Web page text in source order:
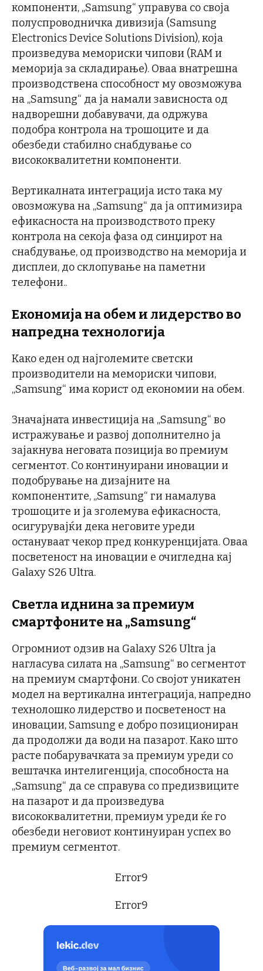
компоненти, „Samsung“ управува со своја
полуспроводничка дивизија (Samsung
Electronics Device Solutions Division), која
произведува мемориски чипови (RAM и
меморија за складирање). Оваа внатрешна
производствена способност му овозможува
на „Samsung“ да ја намали зависноста од
надворешни добавувачи, да одржува
подобра контрола на трошоците и да
обезбеди стабилно снабдување со
висококвалитетни компоненти.
Вертикалната интеграција исто така му
овозможува на „Samsung“ да ја оптимизира
ефикасноста на производството преку
контрола на секоја фаза од синџирот на
снабдување, од производство на меморија и
дисплеи, до склопување на паметни
телефони..
Економија на обем и лидерство во
напредна технологија
Како еден од најголемите светски
производители на мемориски чипови,
„Samsung“ има корист од економии на обем.
Значајната инвестиција на „Samsung“ во
истражување и развој дополнително ја
зајакнува неговата позиција во премиум
сегментот. Со континуирани иновации и
подобрување на дизајните на
компонентите, „Samsung“ ги намалува
трошоците и ја зголемува ефикасноста,
осигурувајќи дека неговите уреди
остануваат чекор пред конкуренцијата. Оваа
посветеност на иновации е очигледна кај
Galaxy S26 Ultra.
Светла иднина за премиум
смартфоните на „Samsung“
Огромниот одзив на Galaxy S26 Ultra ја
нагласува силата на „Samsung“ во сегментот
на премиум смартфони. Со својот уникатен
модел на вертикална интеграција, напредно
технолошко лидерство и посветеност на
иновации, Samsung е добро позициониран
да продолжи да води на пазарот. Како што
расте побарувачката за премиум уреди со
вештачка интелигенција, способноста на
„Samsung“ да се справува со предизвиците
на пазарот и да произведува
висококвалитетни, премиум уреди ќе го
обезбеди неговиот континуиран успех во
премиум сегментот.
Error9
Error9